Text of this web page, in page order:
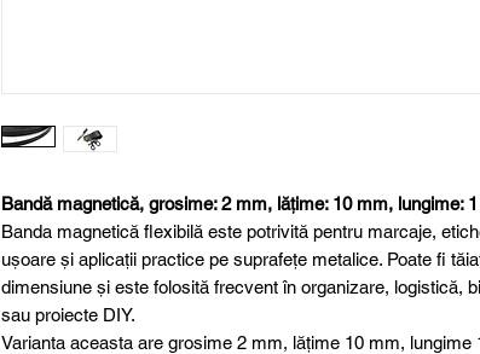
Bandă magnetică, grosime: 2 mm, lățime: 10 mm, lungime:
Banda magnetică flexibilă este potrivită pentru marcaje,
ușoare și aplicații practice pe suprafețe metalice. Poate fi
dimensiune și este folosită frecvent în organizare, logistică,
sau proiecte DIY.
Varianta aceasta are grosime 2 mm, lățime 10 mm, lungime